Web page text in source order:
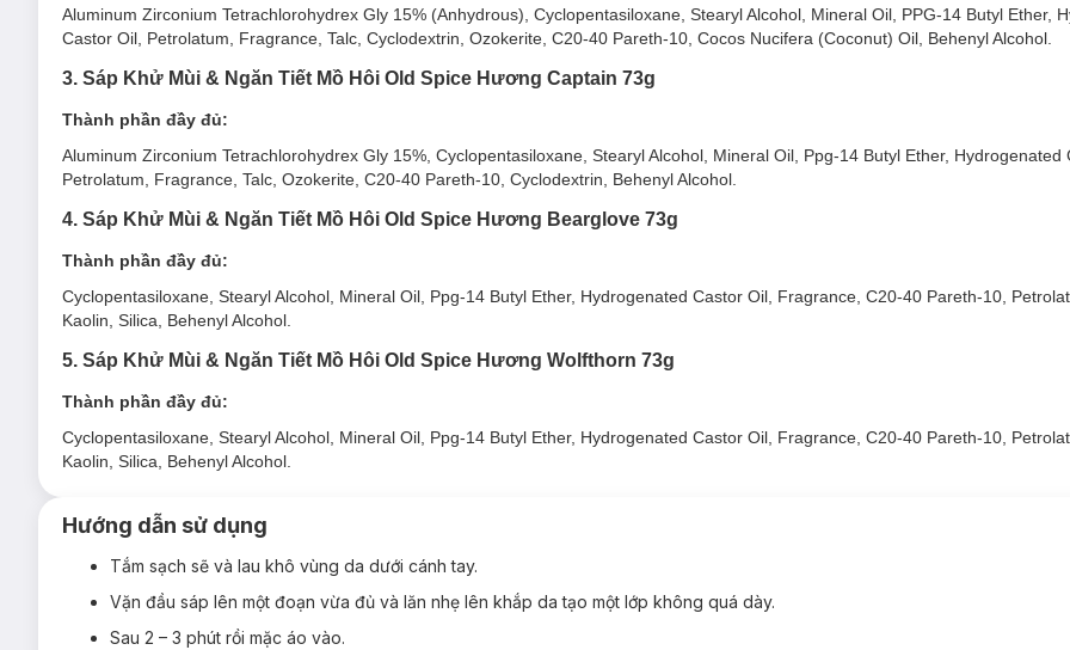
Ngăn tiết mồ hôi hiệu quả, thông thoáng mà vẫn giữ lại độ ẩm cần thiết của da.
Chất sáp trắng mang lại cảm giác khô thoáng, sạch sẽ, không gây bết dính và không để lại vệt trắng dưới cánh tay.
Chứa các thành phần diệt vi khuẩn (Glycols, Alcohol) gây mùi hôi khó chịu.
Chứa phân tử Aluminum
Hướng dẫn bảo quản Sáp Khử Mùi & Ngăn Tiết Mồ Hôi Old Spice Anti-Perspirant & Deodorant:
Nơi khô ráo thoáng mát.
Đậy nắp kín sau khi sử dụng.
Lưu ý:
Ngày sản xuất:Xem chi tiết trên bao bì.
Hiện Hasaki đang bán song song cả 2 mẫu cũ và mới.
Lưu ý: Tác dụng có thể khác nhau tuỳ cơ địa của người dùng
Aluminum Zirconium Tetrachlorohydrex Gly 15% (Anhydrous), Cyclopentasiloxane, Stearyl Alcohol, Mineral Oil, PPG-14 Butyl Ether,
Castor Oil, Petrolatum, Fragrance, Talc, Cyclodextrin, Ozokerite, C20-40 Pareth-10, Cocos Nucifera (Coconut) Oil, Behenyl Alcohol.
3. Sáp Khử Mùi & Ngăn Tiết Mồ Hôi Old Spice Hương Captain 73g
Thành phần đầy đủ:
Aluminum Zirconium Tetrachlorohydrex Gly 15%, Cyclopentasiloxane, Stearyl Alcohol, Mineral Oil, Ppg-14 Butyl Ether, Hydrogenated
Petrolatum, Fragrance, Talc, Ozokerite, C20-40 Pareth-10, Cyclodextrin, Behenyl Alcohol.
4. Sáp Khử Mùi & Ngăn Tiết Mồ Hôi Old Spice Hương Bearglove 73g
Thành phần đầy đủ:
Cyclopentasiloxane, Stearyl Alcohol, Mineral Oil, Ppg-14 Butyl Ether, Hydrogenated Castor Oil, Fragrance, C20-40 Pareth-10,
Kaolin, Silica, Behenyl Alcohol.
5. Sáp Khử Mùi & Ngăn Tiết Mồ Hôi Old Spice Hương Wolfthorn 73g
Thành phần đầy đủ:
Cyclopentasiloxane, Stearyl Alcohol, Mineral Oil, Ppg-14 Butyl Ether, Hydrogenated Castor Oil, Fragrance, C20-40 Pareth-10,
Kaolin, Silica, Behenyl Alcohol.
Hướng dẫn sử dụng
Tắm sạch sẽ và lau khô vùng da dưới cánh tay.
Vặn đầu sáp lên một đoạn vừa đủ và lăn nhẹ lên khắp da tạo một lớp không quá dày.
Sau 2 – 3 phút rồi mặc áo vào.